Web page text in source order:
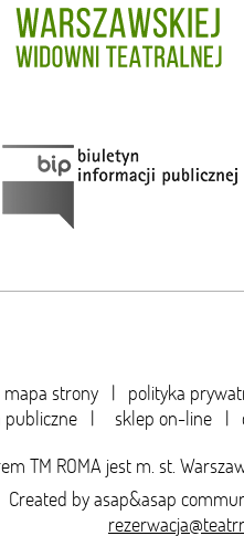
mapa strony | polityka
publiczne | sklep on-line |
TM ROMA jest m. st.
Created byasap&asap